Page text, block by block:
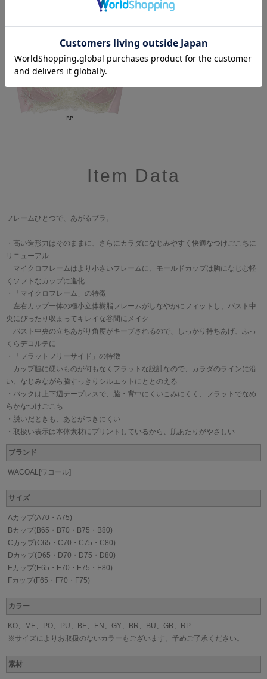
Item Data
フレームひとつで、あがるブラ。
・高い造形力はそのままに、さらにカラダになじみやすく快適なつけごこちに
リニューアル
マイクロフレームはより小さいフレームに、モールドカップは胸になじむ軽
くソフトなカップに進化
・「マイクロフレーム」の特徴
左右カップ一体の極小立体樹脂フレームがしなやかにフィットし、バスト中
央にぴったり収まってキレイな谷間にメイク
バスト中央の立ちあがり角度がキープされるので、しっかり持ちあげ、ふっ
くらデコルテに
・「フラットフリーサイド」の特徴
カップ脇に硬いものが何もなくフラットな設計なので、カラダのラインに沿
い、なじみながら脇すっきりシルエットにととのえる
・バックは上下辺テープレスで、脇・背中にくいこみにくく、フラットでなめ
らかなつけごこち
・脱いだときも、あとがつきにくい
・取扱い表示は本体素材にプリントしているから、肌あたりがやさしい
ブランド
WACOAL[ワコール]
サイズ
Aカップ(A70・A75)
Bカップ(B65・B70・B75・B80)
Cカップ(C65・C70・C75・C80)
Dカップ(D65・D70・D75・D80)
Eカップ(E65・E70・E75・E80)
Fカップ(F65・F70・F75)
カラー
KO、ME、PO、PU、BE、EN、GY、BR、BU、GB、RP
※サイズによりお取扱のないカラーもございます。予めご了承ください。
素材